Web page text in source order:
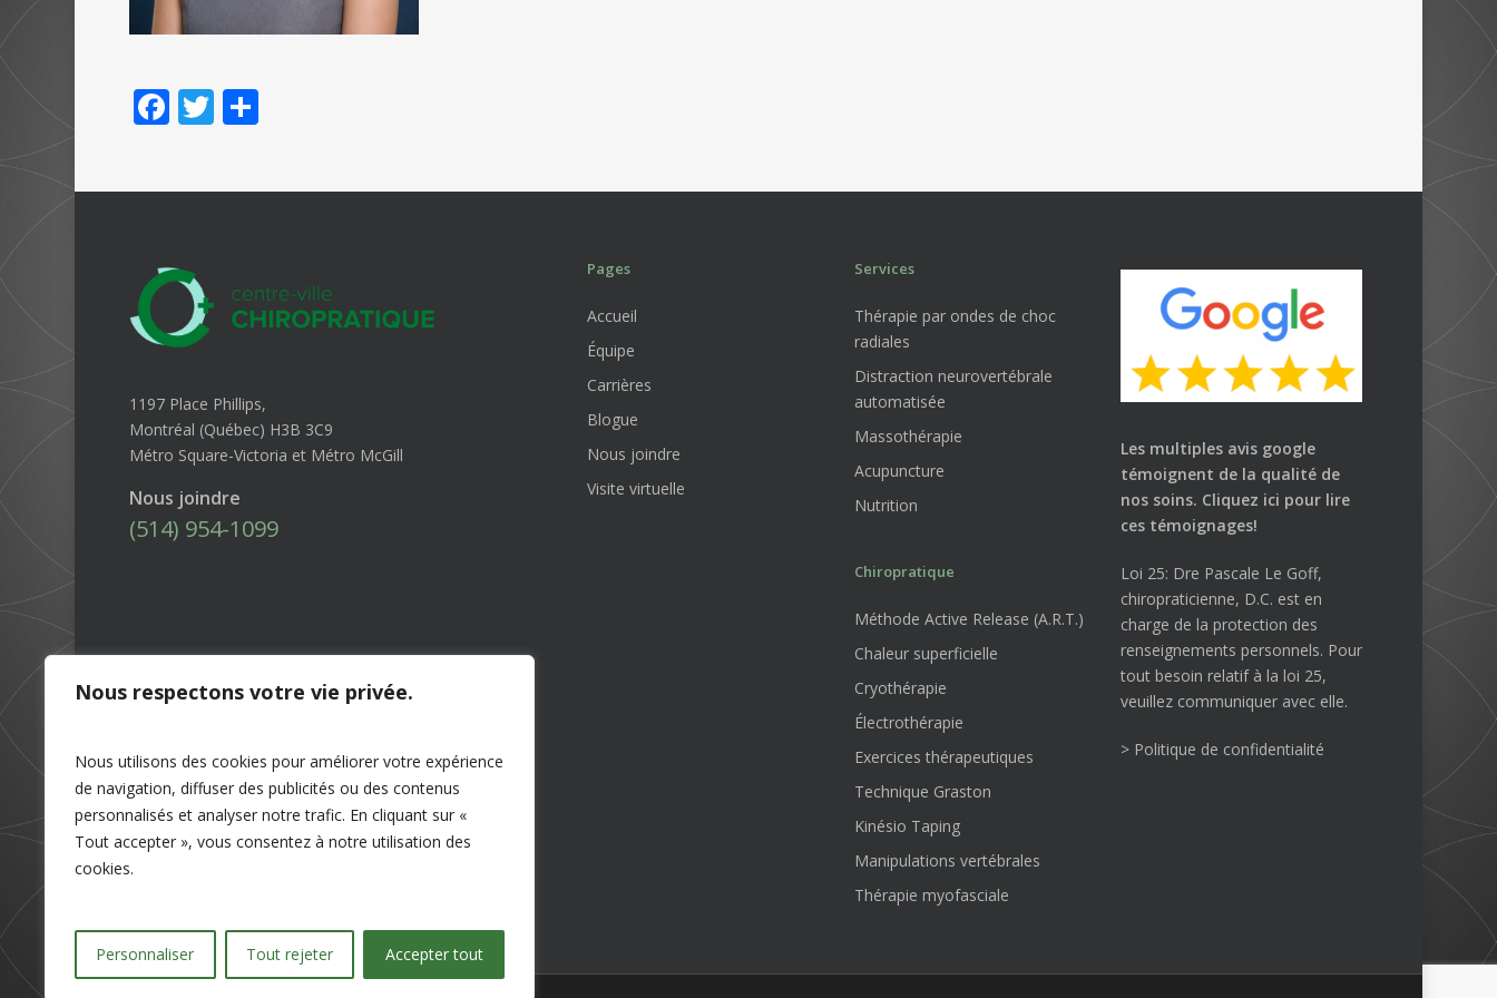
Nous respectons votre vie privée.
Nous utilisons des cookies pour améliorer votre expérience
de navigation, diffuser des publicités ou des contenus
personnalisés et analyser notre trafic. En cliquant sur «
Tout accepter », vous consentez à notre utilisation des
cookies.
Personnaliser Tout rejeter Accepter tout
Facebook
Twitter
Partager
1197 Place Phillips,
Montréal (Québec) H3B 3C9
Métro Square-Victoria et Métro McGill
Nous joindre
(514) 954-1099
Pages
Accueil
Équipe
Carrières
Blogue
Nous joindre
Visite virtuelle
Services
Thérapie par ondes de choc
radiales
Distraction neurovertébrale
automatisée
Massothérapie
Acupuncture
Nutrition
Chiropratique
Méthode Active Release (A.R.T.)
Chaleur superficielle
Cryothérapie
Électrothérapie
Exercices thérapeutiques
Technique Graston
Kinésio Taping
Manipulations vertébrales
Thérapie myofasciale
Les multiples avis google
témoignent de la qualité de
nos soins. Cliquez ici pour lire
ces témoignages!
Loi 25: Dre Pascale Le Goff,
chiropraticienne, D.C. est en
charge de la protection des
renseignements personnels. Pour
tout besoin relatif à la loi 25,
veuillez communiquer avec elle.
> Politique de confidentialité